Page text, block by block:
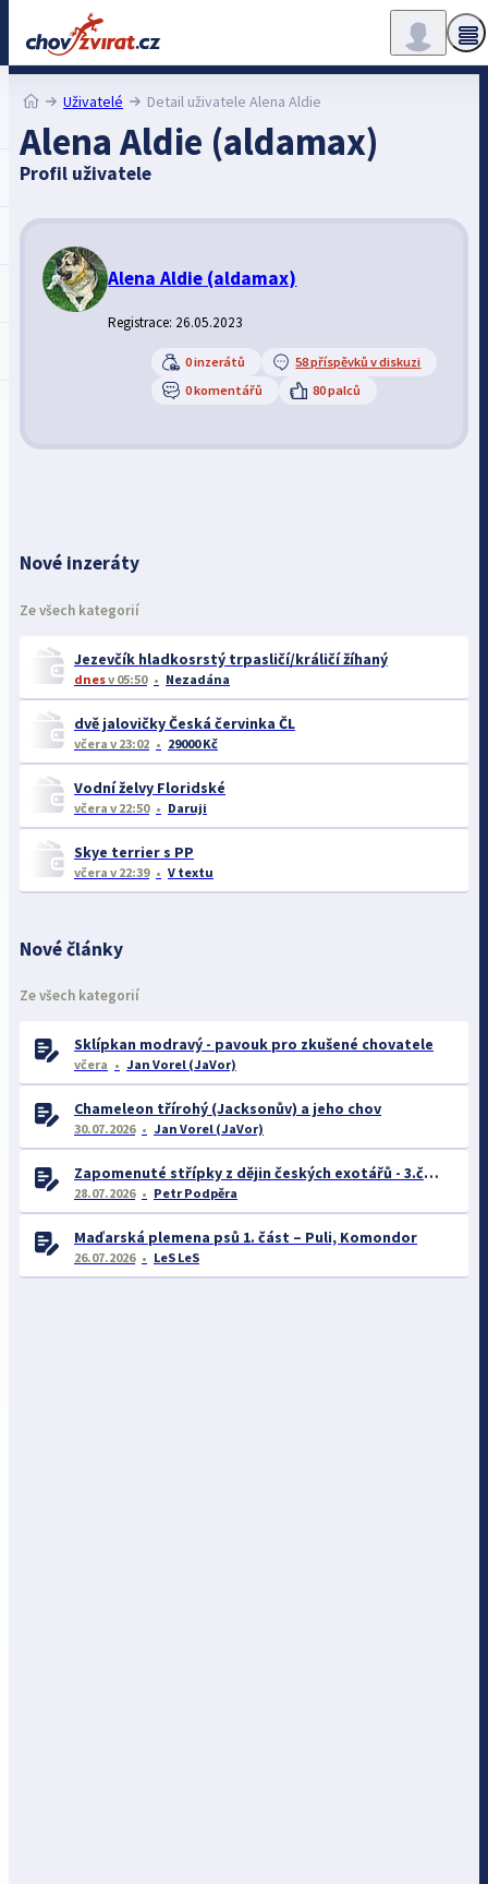
Uživatelé Detail uživatele Alena Aldie
Alena Aldie (aldamax)
Profil uživatele
Alena Aldie (aldamax)
Registrace: 26.05.2023
0 inzerátů
58 příspěvků v diskuzi
0 komentářů
80 palců
Nové inzeráty
Ze všech kategorií
Jezevčík hladkosrstý trpasličí/králičí žíhaný
dnesv 05:50 Nezadána
dvě jalovičky Česká červinka ČL
včera v 23:02 29000 Kč
Vodní želvy Floridské
včera v 22:50 Daruji
Skye terrier s PP
včera v 22:39 V textu
Nové články
Ze všech kategorií
Sklípkan modravý - pavouk pro zkušené chovatele
včera Jan Vorel (JaVor)
Chameleon třírohý (Jacksonův) a jeho chov
30.07.2026 Jan Vorel (JaVor)
Zapomenuté střípky z dějin českých exotářů - 3.část
28.07.2026 Petr Podpěra
Maďarská plemena psů 1. část – Puli, Komondor
26.07.2026 LeS LeS